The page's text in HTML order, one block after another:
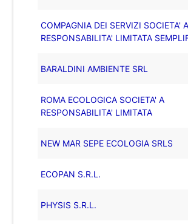
COMPAGNIA DEI SERVIZI SOCIETA' A
RESPONSABILITA' LIMITATA
BARALDINI AMBIENTE SRL
ROMA ECOLOGICA SOCIETA' A
RESPONSABILITA' LIMITATA
NEW MAR SEPE ECOLOGIA SRLS
ECOPAN S.R.L.
PHYSIS S.R.L.